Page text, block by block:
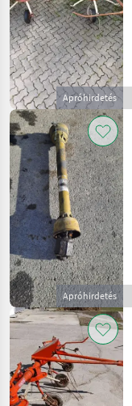
Apróhirdetés
Apróhirdetés